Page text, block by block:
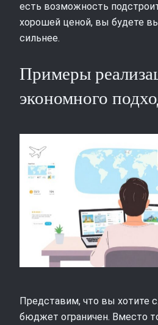
есть возможность
хорошей ценой, вы будете
сильнее.
Примеры
экономного
Представим, что вы хотите
бюджет ограничен. Вместо